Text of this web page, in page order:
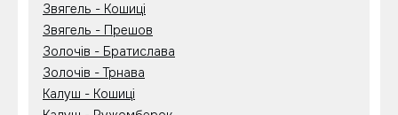
Звягель - Кошиці
Звягель - Прешов
Золочів - Братислава
Золочів - Трнава
Калуш - Кошиці